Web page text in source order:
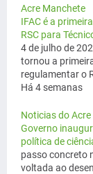
Acre Manchete
IFAC é a
RSC para
4 de julho de
tornou a
regulamentar o
Há 4 semanas
Noticias do Acre
Governo
política de
passo concreto
voltada ao